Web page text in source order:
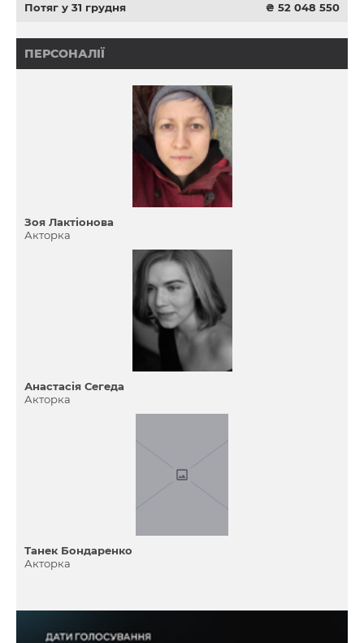
Потяг у 31 грудня ₴ 52 048 550
ПЕРСОНАЛІЇ
Зоя Лактіонова
Акторка
Анастасія Сегеда
Акторка
Танек Бондаренко
Акторка